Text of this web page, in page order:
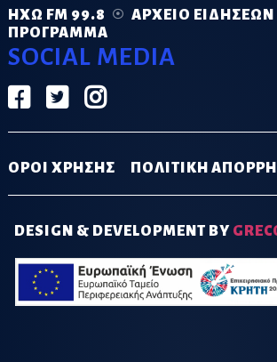
ΗΧΏ FM 99.8
ΑΡΧΕΊΟ ΕΙΔΉΣΕΩΝ
ΠΡΌΓΡΑΜΜΑ
SOCIAL MEDIA
ΟΡΟΙ ΧΡΗΣΗΣ ΠΟΛΙΤΙΚΗ
DESIGN & DEVELOPMENT BY